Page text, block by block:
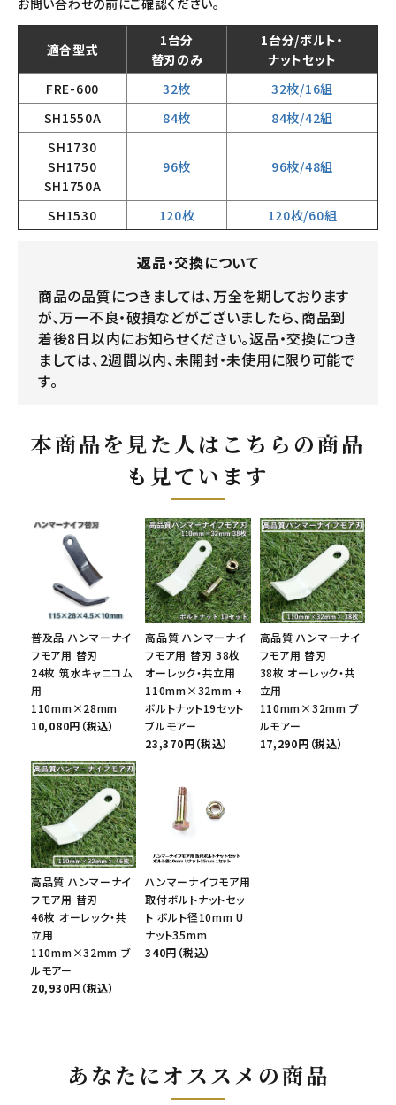
お問い合わせの前にご確認ください。
適合型式
1台分
替刃のみ
1台分/ボルト・
ナットセット
FRE-600
32枚
32枚/16組
SH1550A
84枚
84枚/42組
SH1730
SH1750
SH1750A
96枚 96枚/48組
SH1530 120枚 120枚/60組
返品・交換について
商品の品質につきましては、万全を期しております
が、万一不良・破損などがございましたら、商品到
着後8日以内にお知らせください。返品・交換につき
ましては、2週間以内、未開封・未使用に限り可能で
す。
本商品を見た人はこちらの商品
も見ています
普及品 ハンマーナイ
フモア用 替刃
24枚 筑水キャニコム
用
110mm×28mm
10,080円（税込）
高品質 ハンマーナイ
フモア用 替刃 38枚
オーレック・共立用
110mm×32mm +
ボルトナット19セット
ブルモアー
23,370円（税込）
高品質 ハンマーナイ
フモア用 替刃
38枚 オーレック・共
立用
110mm×32mm ブ
ルモアー
17,290円（税込）
高品質 ハンマーナイ
フモア用 替刃
46枚 オーレック・共
立用
110mm×32mm ブ
ルモアー
20,930円（税込）
ハンマーナイフモア用
取付ボルトナットセッ
ト ボルト径10mm U
ナット35mm
340円（税込）
あなたにオススメの商品